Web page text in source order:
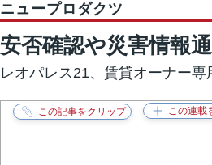
ニュープロダクツ
安否確認や災害情報
レオパレス21、賃貸オーナー専